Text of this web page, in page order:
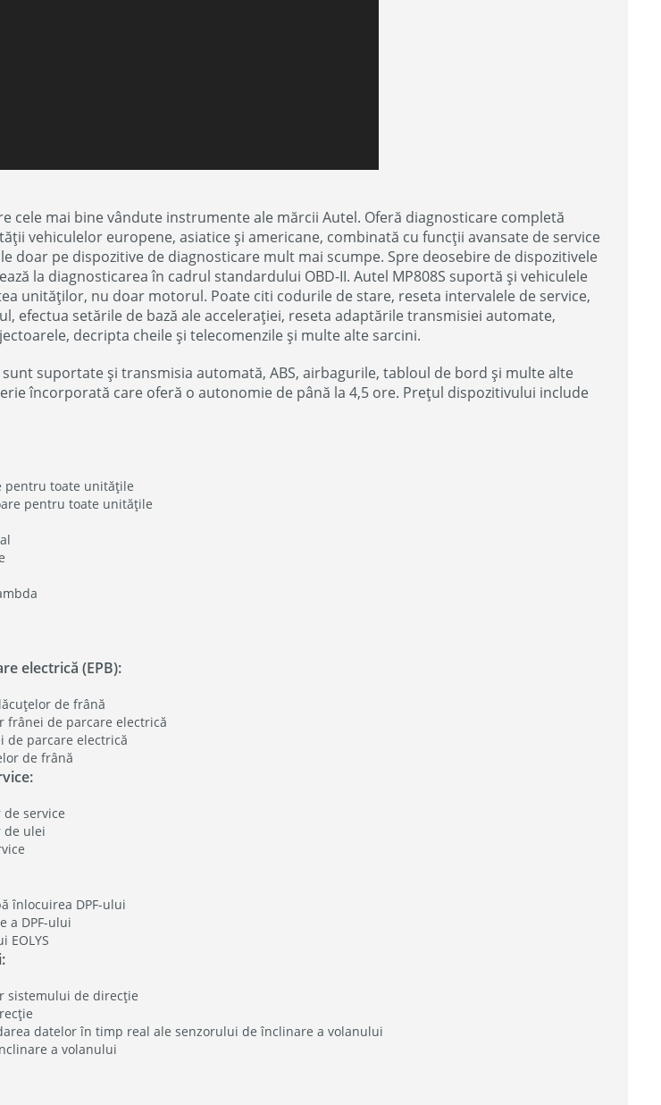
cele mai bine vândute instrumente ale mărcii Autel. Oferă diagnosticare completă
vehiculelor europene, asiatice și americane, combinată cu funcții avansate de service
doar pe dispozitive de diagnosticare mult mai scumpe. Spre deosebire de dispozitivele
la diagnosticarea în cadrul standardului OBD-II. Autel MP808S suportă și vehiculele
unităților, nu doar motorul. Poate citi codurile de stare, reseta intervalele de service,
efectua setările de bază ale accelerației, reseta adaptările transmisiei automate,
decripta cheile și telecomenzile și multe alte sarcini.
suportate și transmisia automată, ABS, airbagurile, tabloul de bord și multe alte
încorporată care oferă o autonomie de până la 4,5 ore. Prețul dispozitivului include
pentru toate unitățile
pentru toate unitățile
electrică (EPB):
de frână
frânei de parcare electrică
de parcare electrică
de frână
service
de ulei
înlocuirea DPF-ului
a DPF-ului
EOLYS
sistemului de direcție
datelor în timp real ale senzorului de înclinare a volanului
a volanului